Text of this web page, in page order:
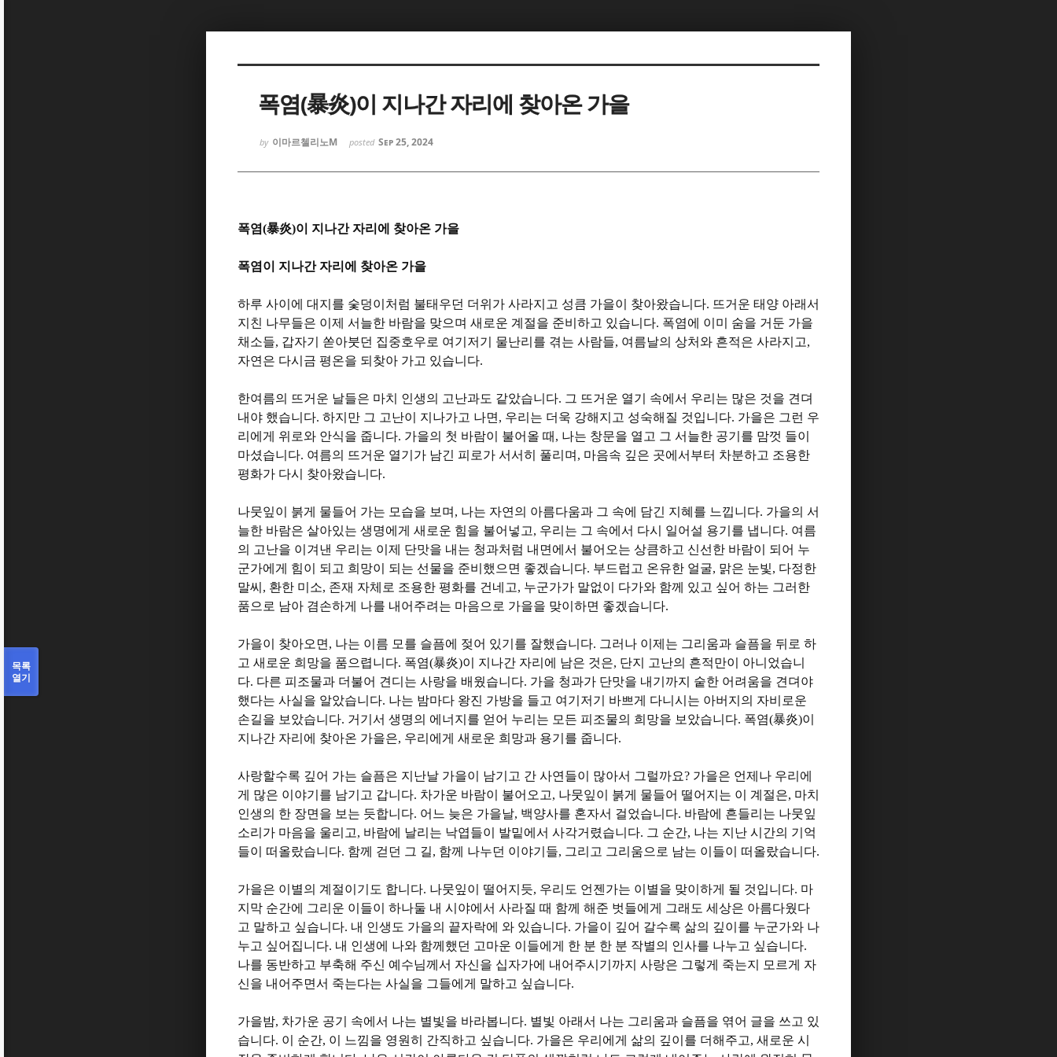
폭염(暴炎)이 지나간 자리에 찾아온 가을
by 이마르첼리노M posted Sep 25, 2024
폭염(暴炎)이 지나간 자리에 찾아온 가을
폭염이 지나간 자리에 찾아온 가을
하루 사이에 대지를 숯덩이처럼 불태우던 더위가 사라지고 성큼 가을이 찾아왔습니다. 뜨거운 태양 아래서
지친 나무들은 이제 서늘한 바람을 맞으며 새로운 계절을 준비하고 있습니다. 폭염에 이미 숨을 거둔 가을
채소들, 갑자기 쏟아붓던 집중호우로 여기저기 물난리를 겪는 사람들, 여름날의 상처와 흔적은 사라지고,
자연은 다시금 평온을 되찾아 가고 있습니다.
한여름의 뜨거운 날들은 마치 인생의 고난과도 같았습니다. 그 뜨거운 열기 속에서 우리는 많은 것을 견뎌
내야 했습니다. 하지만 그 고난이 지나가고 나면 , 우리는 더욱 강해지고 성숙해질 것입니다. 가을은 그런 우
리에게 위로와 안식을 줍니다. 가을의 첫 바람이 불어올 때 , 나는 창문을 열고 그 서늘한 공기를 맘껏 들이
마셨습니다. 여름의 뜨거운 열기가 남긴 피로가 서서히 풀리며 , 마음속 깊은 곳에서부터 차분하고 조용한
평화가 다시 찾아왔습니다.
나뭇잎이 붉게 물들어 가는 모습을 보며 , 나는 자연의 아름다움과 그 속에 담긴 지혜를 느낍니다. 가을의 서
늘한 바람은 살아있는 생명에게 새로운 힘을 불어넣고, 우리는 그 속에서 다시 일어설 용기를 냅니다. 여름
의 고난을 이겨낸 우리는 이제 단맛을 내는 청과처럼 내면에서 불어오는 상큼하고 신선한 바람이 되어 누
군가에게 힘이 되고 희망이 되는 선물을 준비했으면 좋겠습니다. 부드럽고 온유한 얼굴, 맑은 눈빛, 다정한
말씨 , 환한 미소, 존재 자체로 조용한 평화를 건네고, 누군가가 말없이 다가와 함께 있고 싶어 하는 그러한
품으로 남아 겸손하게 나를 내어주려는 마음으로 가을을 맞이하면 좋겠습니다.
가을이 찾아오면 , 나는 이름 모를 슬픔에 젖어 있기를 잘했습니다. 그러나 이제는 그리움과 슬픔을 뒤로 하
고 새로운 희망을 품으렵니다. 폭염(暴炎)이 지나간 자리에 남은 것은, 단지 고난의 흔적만이 아니었습니
다. 다른 피조물과 더불어 견디는 사랑을 배웠습니다. 가을 청과가 단맛을 내기까지 숱한 어려움을 견뎌야
했다는 사실을 알았습니다. 나는 밤마다 왕진 가방을 들고 여기저기 바쁘게 다니시는 아버지의 자비로운
손길을 보았습니다. 거기서 생명의 에너지를 얻어 누리는 모든 피조물의 희망을 보았습니다. 폭염(暴炎)이
지나간 자리에 찾아온 가을은, 우리에게 새로운 희망과 용기를 줍니다.
사랑할수록 깊어 가는 슬픔은 지난날 가을이 남기고 간 사연들이 많아서 그럴까요? 가을은 언제나 우리에
게 많은 이야기를 남기고 갑니다. 차가운 바람이 불어오고, 나뭇잎이 붉게 물들어 떨어지는 이 계절은, 마치
인생의 한 장면을 보는 듯합니다. 어느 늦은 가을날, 백양사를 혼자서 걸었습니다. 바람에 흔들리는 나뭇잎
소리가 마음을 울리고, 바람에 날리는 낙엽들이 발밑에서 사각거렸습니다. 그 순간, 나는 지난 시간의 기억
들이 떠올랐습니다. 함께 걷던 그 길, 함께 나누던 이야기들, 그리고 그리움으로 남는 이들이 떠올랐습니다.
가을은 이별의 계절이기도 합니다. 나뭇잎이 떨어지듯, 우리도 언젠가는 이별을 맞이하게 될 것입니다. 마
지막 순간에 그리운 이들이 하나둘 내 시야에서 사라질 때 함께 해준 벗들에게 그래도 세상은 아름다웠다
고 말하고 싶습니다. 내 인생도 가을의 끝자락에 와 있습니다. 가을이 깊어 갈수록 삶의 깊이를 누군가와 나
누고 싶어집니다. 내 인생에 나와 함께했던 고마운 이들에게 한 분 한 분 작별의 인사를 나누고 싶습니다.
나를 동반하고 부축해 주신 예수님께서 자신을 십자가에 내어주시기까지 사랑은 그렇게 죽는지 모르게 자
신을 내어주면서 죽는다는 사실을 그들에게 말하고 싶습니다.
가을밤, 차가운 공기 속에서 나는 별빛을 바라봅니다. 별빛 아래서 나는 그리움과 슬픔을 엮어 글을 쓰고 있
습니다. 이 순간, 이 느낌을 영원히 간직하고 싶습니다. 가을은 우리에게 삶의 깊이를 더해주고, 새로운 시
목록
열기
Sketchbook5, 스케치북5
Sketchbook5, 스케치북5